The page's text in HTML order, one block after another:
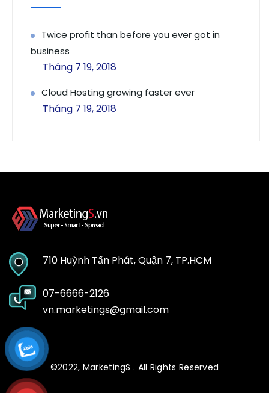
Twice profit than before you ever got in
business
Tháng 7 19, 2018
Cloud Hosting growing faster ever
Tháng 7 19, 2018
710 Huỳnh Tấn Phát, Quận 7, TP.HCM
07-6666-2126
vn.marketings@gmail.com
©2022, MarketingS . All Rights Reserved